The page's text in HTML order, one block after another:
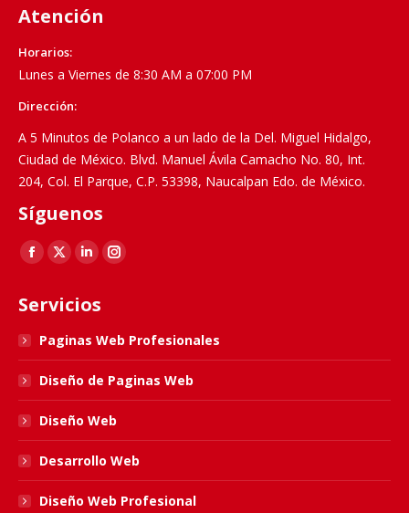
Atención
Horarios:
Lunes a Viernes de 8:30 AM a 07:00 PM
Dirección:
A 5 Minutos de Polanco a un lado de la Del. Miguel Hidalgo,
Ciudad de México. Blvd. Manuel Ávila Camacho No. 80, Int.
204, Col. El Parque, C.P. 53398, Naucalpan Edo. de México.
Síguenos
Find us on:
Facebook
opens
in
new
window
X
opens
in
new
window
Linkedin
opens
new
window
Instagram
in
new
window
Servicios
Paginas Web Profesionales
Diseño de Paginas Web
Diseño Web
Desarrollo Web
Diseño Web Profesional